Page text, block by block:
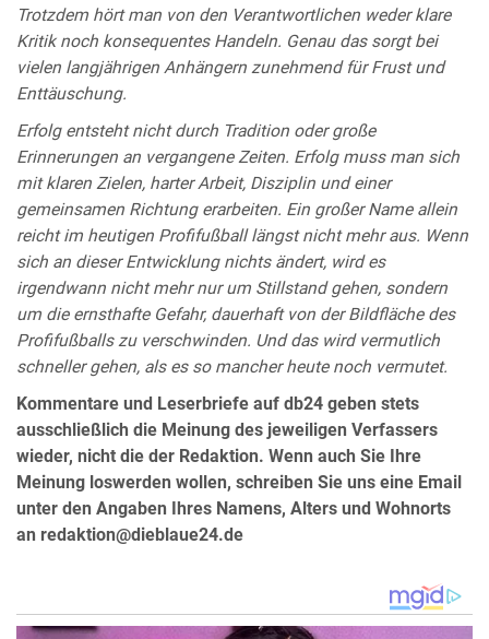
Trotzdem hört man von den Verantwortlichen weder klare
Kritik noch konsequentes Handeln. Genau das sorgt bei
vielen langjährigen Anhängern zunehmend für Frust und
Enttäuschung.
Erfolg entsteht nicht durch Tradition oder große
Erinnerungen an vergangene Zeiten. Erfolg muss man sich
mit klaren Zielen, harter Arbeit, Disziplin und einer
gemeinsamen Richtung erarbeiten. Ein großer Name allein
reicht im heutigen Profifußball längst nicht mehr aus. Wenn
sich an dieser Entwicklung nichts ändert, wird es
irgendwann nicht mehr nur um Stillstand gehen, sondern
um die ernsthafte Gefahr, dauerhaft von der Bildfläche des
Profifußballs zu verschwinden. Und das wird vermutlich
schneller gehen, als es so mancher heute noch vermutet.
Kommentare und Leserbriefe auf db24 geben stets
ausschließlich die Meinung des jeweiligen Verfassers
wieder, nicht die der Redaktion. Wenn auch Sie Ihre
Meinung loswerden wollen, schreiben Sie uns eine Email
unter den Angaben Ihres Namens, Alters und Wohnorts
an redaktion@dieblaue24.de